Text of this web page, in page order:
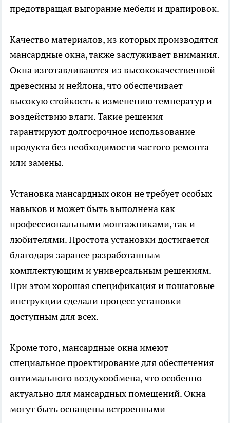
предотвращая выгорание мебели и драпировок.
Качество материалов, из которых производятся
мансардные окна, также заслуживает внимания.
Окна изготавливаются из высококачественной
древесины и нейлона, что обеспечивает
высокую стойкость к изменению температур и
воздействию влаги. Такие решения
гарантируют долгосрочное использование
продукта без необходимости частого ремонта
или замены.
Установка мансардных окон не требует особых
навыков и может быть выполнена как
профессиональными монтажниками, так и
любителями. Простота установки достигается
благодаря заранее разработанным
комплектующим и универсальным решениям.
При этом хорошая спецификация и пошаговые
инструкции сделали процесс установки
доступным для всех.
Кроме того, мансардные окна имеют
специальное проектирование для обеспечения
оптимального воздухообмена, что особенно
актуально для мансардных помещений. Окна
могут быть оснащены встроенными